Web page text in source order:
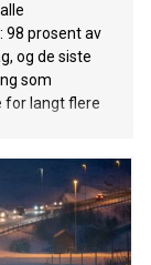
98 prosent av
og de siste
som
for langt flere